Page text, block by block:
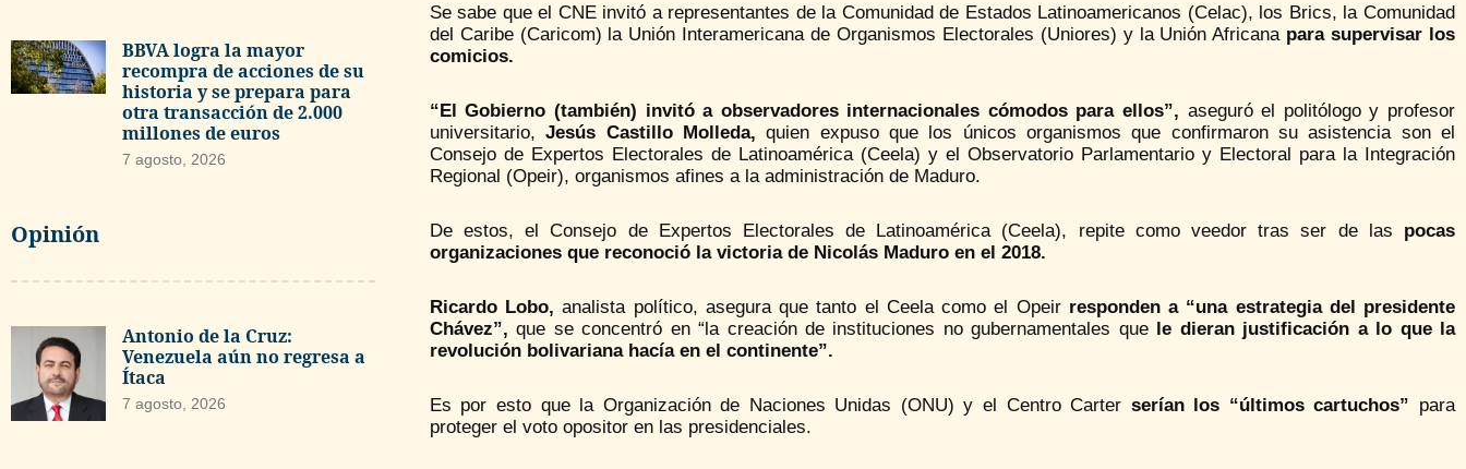
BBVA logra la mayor
recompra de acciones de su
historia y se prepara para
otra transacción de 2.000
millones de euros
7 agosto, 2026
Opinión
Antonio de la Cruz:
Venezuela aún no regresa a
Ítaca
7 agosto, 2026
Se sabe que el CNE invitó a representantes de la Comunidad de Estados Latinoamericanos (Celac), los Brics, la Comunidad
del Caribe (Caricom) la Unión Interamericana de Organismos Electorales (Uniores) y la Unión Africana para supervisar los
comicios.
“El Gobierno (también) invitó a observadores internacionales cómodos para ellos”, aseguró el politólogo y profesor
universitario,Jesús Castillo Molleda, quien expuso que los únicos organismos que confirmaron su asistencia son el
Consejo de Expertos Electorales de Latinoamérica (Ceela) y el Observatorio Parlamentario y Electoral para la Integración
Regional (Opeir), organismos afines a la administración de Maduro.
De estos, el Consejo de Expertos Electorales de Latinoamérica (Ceela), repite como veedor tras ser de las pocas
organizaciones que reconoció la victoria de Nicolás Maduro en el 2018.
Ricardo Lobo, analista político, asegura que tanto el Ceela como el Opeir responden a “una estrategia del presidente
Chávez”, que se concentró en “la creación de instituciones no gubernamentales quele dieran justificación a lo que la
revolución bolivariana hacía en el continente”.
Es por esto que la Organización de Naciones Unidas (ONU) y el Centro Carter serían los “últimos cartuchos” para
proteger el voto opositor en las presidenciales.